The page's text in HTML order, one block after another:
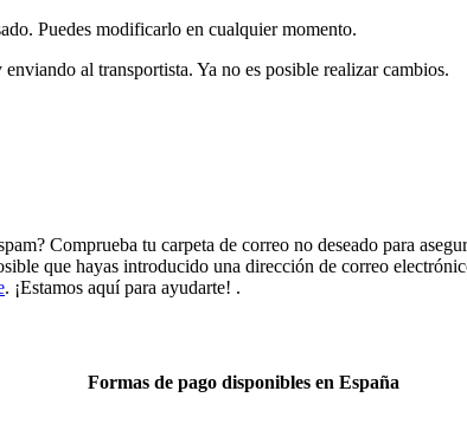
Puedes modificarlo en cualquier momento.
al transportista. Ya no es posible realizar cambios.
Comprueba tu carpeta de correo no deseado para
que hayas introducido una dirección de correo
. ¡Estamos aquí para ayudarte! .
Formas de pago disponibles en España